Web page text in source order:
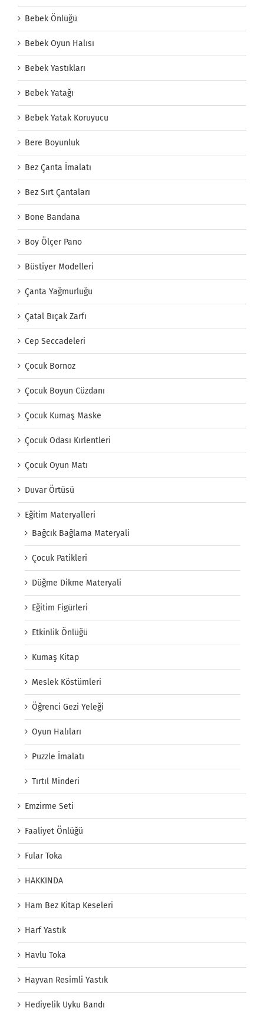
Bebek Önlüğü
Bebek Oyun Halısı
Bebek Yastıkları
Bebek Yatağı
Bebek Yatak Koruyucu
Bere Boyunluk
Bez Çanta İmalatı
Bez Sırt Çantaları
Bone Bandana
Boy Ölçer Pano
Büstiyer Modelleri
Çanta Yağmurluğu
Çatal Bıçak Zarfı
Cep Seccadeleri
Çocuk Bornoz
Çocuk Boyun Cüzdanı
Çocuk Kumaş Maske
Çocuk Odası Kırlentleri
Çocuk Oyun Matı
Duvar Örtüsü
Eğitim Materyalleri
Bağcık Bağlama Materyali
Çocuk Patikleri
Düğme Dikme Materyali
Eğitim Figürleri
Etkinlik Önlüğü
Kumaş Kitap
Meslek Köstümleri
Öğrenci Gezi Yeleği
Oyun Halıları
Puzzle İmalatı
Tırtıl Minderi
Emzirme Seti
Faaliyet Önlüğü
Fular Toka
HAKKINDA
Ham Bez Kitap Keseleri
Harf Yastık
Havlu Toka
Hayvan Resimli Yastık
Hediyelik Uyku Bandı